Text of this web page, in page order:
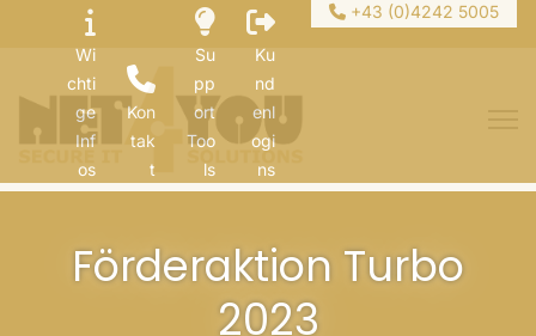
Wi
chti
ge
Inf
os
Kon
tak
t
Su
pp
ort
Too
ls
Ku
nd
enl
ogi
ns
+43 (0)4242 5005
Förderaktion Turbo
2023